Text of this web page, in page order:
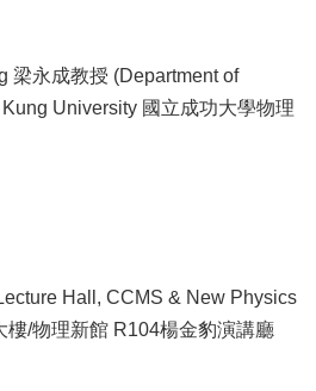
梁永成教授 (Department of
University 國立成功大學物理
Hall, CCMS & New Physics
樓/物理新館 R104楊金豹演講廳